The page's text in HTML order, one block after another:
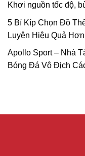
Khơi nguồn tốc độ,
5 Bí Kíp Chọn Đồ
Luyện Hiệu Quả Hơn
Apollo Sport – Nhà
Bóng Đá Vô Địch